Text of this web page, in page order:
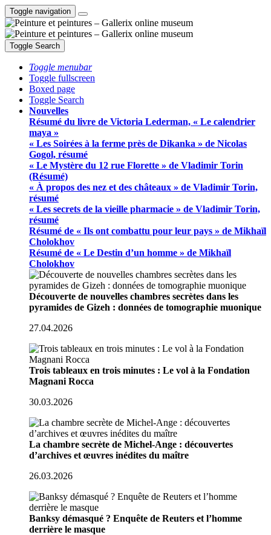
Toggle navigation
Toggle Search
Toggle menubar
Toggle fullscreen
Boxed page
Toggle Search
Nouvelles
Résumé du livre de Victoria Lederman, « Le calendrier
maya »
« Les Soirées à la ferme près de Dikanka » de Nicolas
Gogol, résumé
« Le Mystère du 12 rue Florette » de Vladimir Torin
(Résumé)
« À propos des nez et des châteaux » de Vladimir Torin,
résumé
« Les secrets de la vieille pharmacie » de Vladimir Torin,
résumé
Résumé de « Ils ont combattu pour leur pays » de Mikhaïl
Cholokhov
Résumé de « Le Destin d’un homme » de Mikhaïl
Cholokhov
Découverte de nouvelles chambres secrètes dans les
pyramides de Gizeh : données de tomographie muonique
27.04.2026
Trois tableaux en trois minutes : Le vol à la Fondation
Magnani Rocca
30.03.2026
La chambre secrète de Michel-Ange : découvertes
d’archives et œuvres inédites du maître
26.03.2026
Banksy démasqué ? Enquête de Reuters et l’homme
derrière le masque